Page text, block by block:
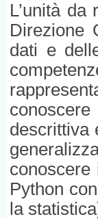
L’unità
Direzione
dati e
descrittiva
conoscere
Python
la